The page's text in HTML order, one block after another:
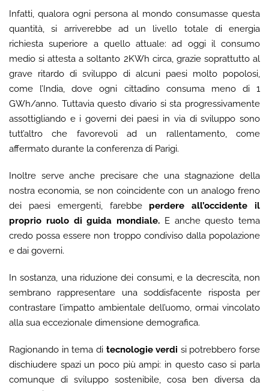
Infatti, qualora ogni persona al mondo consumasse questa
quantità, si arriverebbe ad un livello totale di energia
richiesta superiore a quello attuale: ad oggi il consumo
medio si attesta a soltanto 2KWh circa, grazie soprattutto al
grave ritardo di sviluppo di alcuni paesi molto popolosi,
come l’India, dove ogni cittadino consuma meno di 1
GWh/anno. Tuttavia questo divario si sta progressivamente
assottigliando e i governi dei paesi in via di sviluppo sono
tutt’altro che favorevoli ad un rallentamento, come
affermato durante la conferenza di Parigi.
Inoltre serve anche precisare che una stagnazione della
nostra economia, se non coincidente con un analogo freno
dei paesi emergenti, farebbe perdere all’occidente il
proprio ruolo di guida mondiale. E anche questo tema
credo possa essere non troppo condiviso dalla popolazione
e dai governi.
In sostanza, una riduzione dei consumi, e la decrescita, non
sembrano rappresentare una soddisfacente risposta per
contrastare l’impatto ambientale dell’uomo, ormai vincolato
alla sua eccezionale dimensione demografica.
Ragionando in tema di tecnologie verdi si potrebbero forse
dischiudere spazi un poco più ampi: in questo caso si parla
comunque di sviluppo sostenibile, cosa ben diversa da